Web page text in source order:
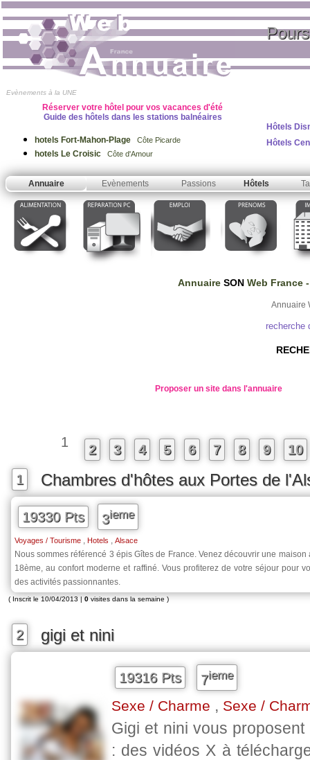
Evènements à la UNE
Réserver votre hôtel pour vos vacances d'été
Guide des hôtels dans les stations balnéaires
hotels Fort-Mahon-Plage Côte Picarde
hotels Le Croisic Côte d'Amour
Hôtels
Hôtels
Annuaire Evènements Passions Hôtels
Annuaire SONWeb France-
Annuaire
recherche
Proposer un site dans l'annuaire
1 2 3 4 5 6 7 8 9
10
1
Chambres d'hôtes aux Portes de
19330 Pts 3ieme
Voyages / Tourisme Hotels Alsace
Nous sommes référencé 3 épis Gîtes de France. Venez découvrir une
18ème, au confort moderne et raffiné. Vous profiterez de votre séjour pour
des activités passionnantes.
( Inscrit le 10/04/2013 | 0 visites dans la semaine )
2 gigi et nini
19316 Pts 7ieme
Sexe / Charme , Sexe /
Gigi et nini vous
: des vidéos X à